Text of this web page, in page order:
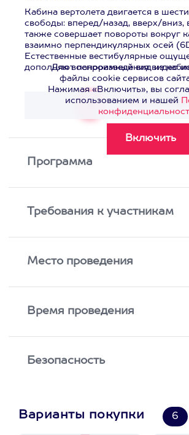
Кабина вертолета двигается в
свободы: вперед/назад, вверх/вниз,
также совершает повороты вокруг
взаимно перпендикулярных осей
Естественные вестибулярные
дополняют панорамный вид из
Смотреть
Для воспроизведения видео
файлы cookie сервисов
Нажимая «Включить», вы
использованием и нашей
Программа
Требования к участникам
Место проведения
Время проведения
Безопасность
Варианты покупки 6